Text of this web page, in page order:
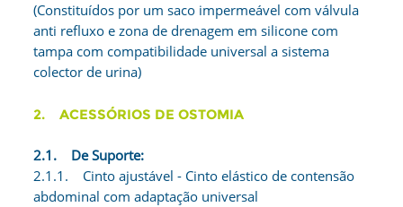
(Constituídos por um saco impermeável com válvula
anti refluxo e zona de drenagem em silicone com
tampa com compatibilidade universal a sistema
colector de urina)
2. ACESSÓRIOS DE OSTOMIA
2.1. De Suporte:
2.1.1. Cinto ajustável - Cinto elástico de contensão
abdominal com adaptação universal